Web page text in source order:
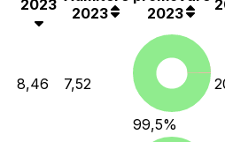
2023
2023
2023
8,46 7,52
99,5%